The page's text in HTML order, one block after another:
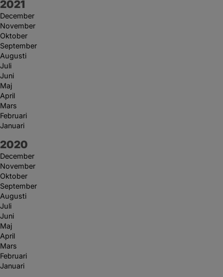
År:
2021
December
November
Oktober
September
Augusti
Juli
Juni
Maj
April
Mars
Februari
Januari
År:
2020
December
November
Oktober
September
Augusti
Juli
Juni
Maj
April
Mars
Februari
Januari